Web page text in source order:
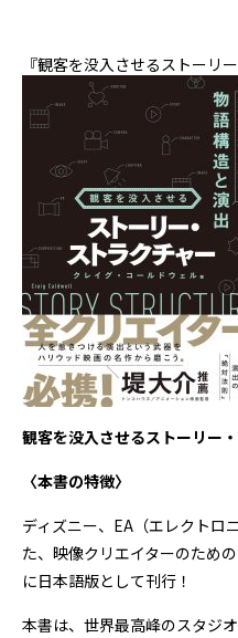
『観客を没入させるストーリ
観客を没入させるストーリー
〈本書の特徴〉
ディズニー、EA（エレクトロ
た、映像クリエイターのため
に日本語版として刊行！
本書は、世界最高峰のスタジ